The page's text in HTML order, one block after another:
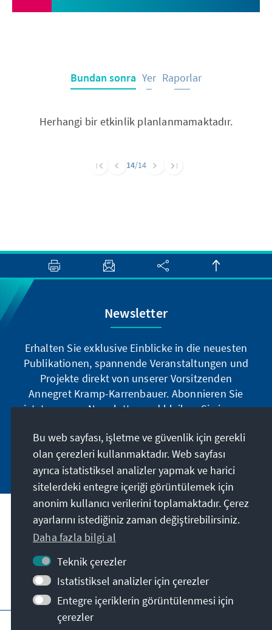
Bundan sonra Yer Raporlar
Herhangi bir etkinlik planlanmamaktadır.
14/14
Newsletter
Erhalten Sie exklusive Einblicke in die neuesten
Publikationen, spannende Veranstaltungen und
Projekte direkt von unserer Vorsitzenden
Annegret Kramp-Karrenbauer. Abonnieren Sie
jetzt unseren Newsletter und bleiben Sie immer
Jetzt abonnieren
Misyonumuz
İletişim
Derneğin diğer teklifleri
Künye Gizlilik
Bu web sayfası, işletme ve güvenlik için gerekli
olan çerezleri kullanmaktadır. Web sayfası
ayrıca istatistiksel analizler yapmak ve harici
sitelerdeki entegre içeriği görüntülemek için
anonim kullanıcı verilerini toplamaktadır. Çerez
ayarlarını istediğiniz zaman değiştirebilirsiniz.
Daha fazla bilgi al
Teknik çerezler
Istatistiksel analizler için çerezler
Entegre içeriklerin görüntülenmesi için
çerezler